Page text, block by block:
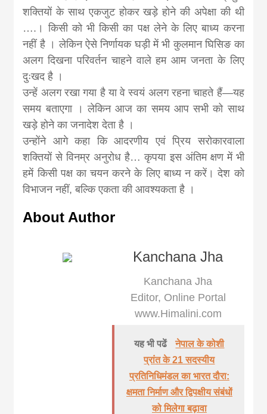
शक्तियों के साथ एकजुट होकर खड़े होने की अपेक्षा की थी
….। किसी को भी किसी का पक्ष लेने के लिए बाध्य करना
नहीं है । लेकिन ऐसे निर्णायक घड़ी में भी कुलमान घिसिङ का
अलग दिखना परिवर्तन चाहने वाले हम आम जनता के लिए
दुःखद है ।
उन्हें अलग रखा गया है या वे स्वयं अलग रहना चाहते हैं—यह
समय बताएगा । लेकिन आज का समय आप सभी को साथ
खड़े होने का जनादेश देता है ।
उन्होंने आगे कहा कि आदरणीय एवं प्रिय सरोकारवाला
शक्तियों से विनम्र अनुरोध है… कृपया इस अंतिम क्षण में भी
हमें किसी पक्ष का चयन करने के लिए बाध्य न करें। देश को
विभाजन नहीं, बल्कि एकता की आवश्यकता है ।
About Author
Kanchana Jha
Kanchana Jha
Editor, Online Portal
www.Himalini.com
यह भी पढें
नेपाल के कोशी
प्रांत के 21 सदस्यीय
प्रतिनिधिमंडल का भारत दौरा:
क्षमता निर्माण और द्विपक्षीय संबंधों
को मिलेगा बढ़ावा